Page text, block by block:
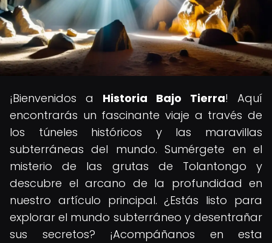
¡Bienvenidos a Historia Bajo Tierra! Aquí
encontrarás un fascinante viaje a través de
los túneles históricos y las maravillas
subterráneas del mundo. Sumérgete en el
misterio de las grutas de Tolantongo y
descubre el arcano de la profundidad en
nuestro artículo principal. ¿Estás listo para
explorar el mundo subterráneo y desentrañar
sus secretos? ¡Acompáñanos en esta